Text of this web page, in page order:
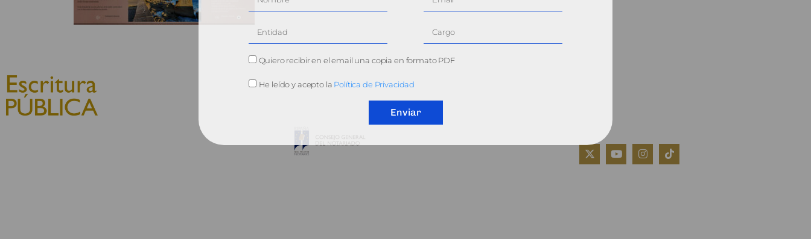
POLÍTICA DE PRIVACIDAD
Quiero recibir en el email una copia en formato PDF
He leído y acepto la Política de Privacidad
Enviar